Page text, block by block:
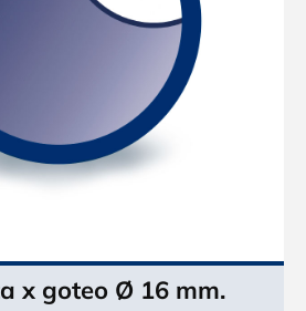
x goteo Ø 16 mm.